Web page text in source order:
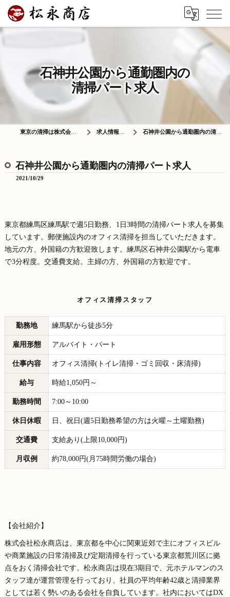
石神井公園から通勤圏内の
清掃パート求人
東京の清掃は株式会社松永商店 求人情報ブログ 石神井公園から通勤圏内の清掃パート求人
石神井公園から通勤圏内の清掃パート求人
2021/10/29
東京都練馬区練馬駅で週5日勤務、1日3時間の清掃パート求人を募集
しています。郵便施設内のオフィス清掃を担当していただきます。
地元の方、外国籍の方歓迎致します。練馬区石神井公園駅から電車
で3分程度。交通費支給。主婦の方、外国籍の方歓迎です。
オフィス清掃スタッフ
勤務地 練馬駅から徒歩5分
雇用形態 アルバイト・パート
仕事内容 オフィス清掃(トイレ清掃・ゴミ回収・床清掃)
給与 時給1,050円～
勤務時間 7:00～10:00
休日休暇 日、祝日(週5日勤務希望の方は火曜～土曜勤務)
交通費 支給あり(上限10,000円)
月収例 約78,000円(月75時間労働の場合)
【会社紹介】
株式会社松永商店は、東京都を中心に関東近郊で主にオフィスビル
や商業施設の日常清掃及び定期清掃を行っている東京都荒川区に拠
点をおく清掃会社です。松永商店は現在3期目で、元ホテルマンのス
タッフ達が運営管理を行っており、社員の平均年齢42歳と清掃業界
としては若く勢いのある会社を自負しています。社内においてはDX